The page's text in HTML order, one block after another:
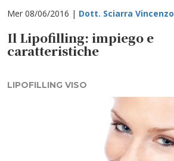
Mer 08/06/2016 | Dott. Sciarra Vincenzo
Il Lipofilling: impiego e
caratteristiche
LIPOFILLING VISO